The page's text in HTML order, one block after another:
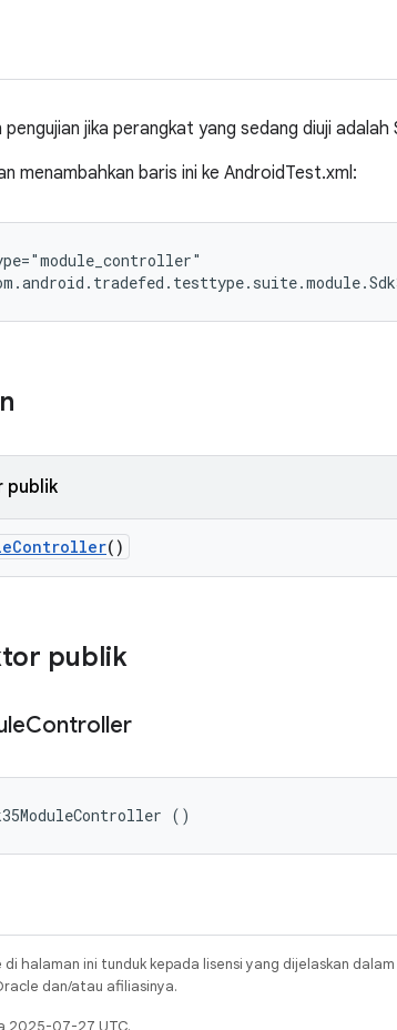
pengujian jika perangkat yang sedang diuji
menambahkan baris ini ke AndroidTest.xml:
publik
Controller()
publik
Controller
()
halaman ini tunduk kepada lisensi yang dijelaskan dalam
dan/atau afiliasinya.
2025-07-27 UTC.